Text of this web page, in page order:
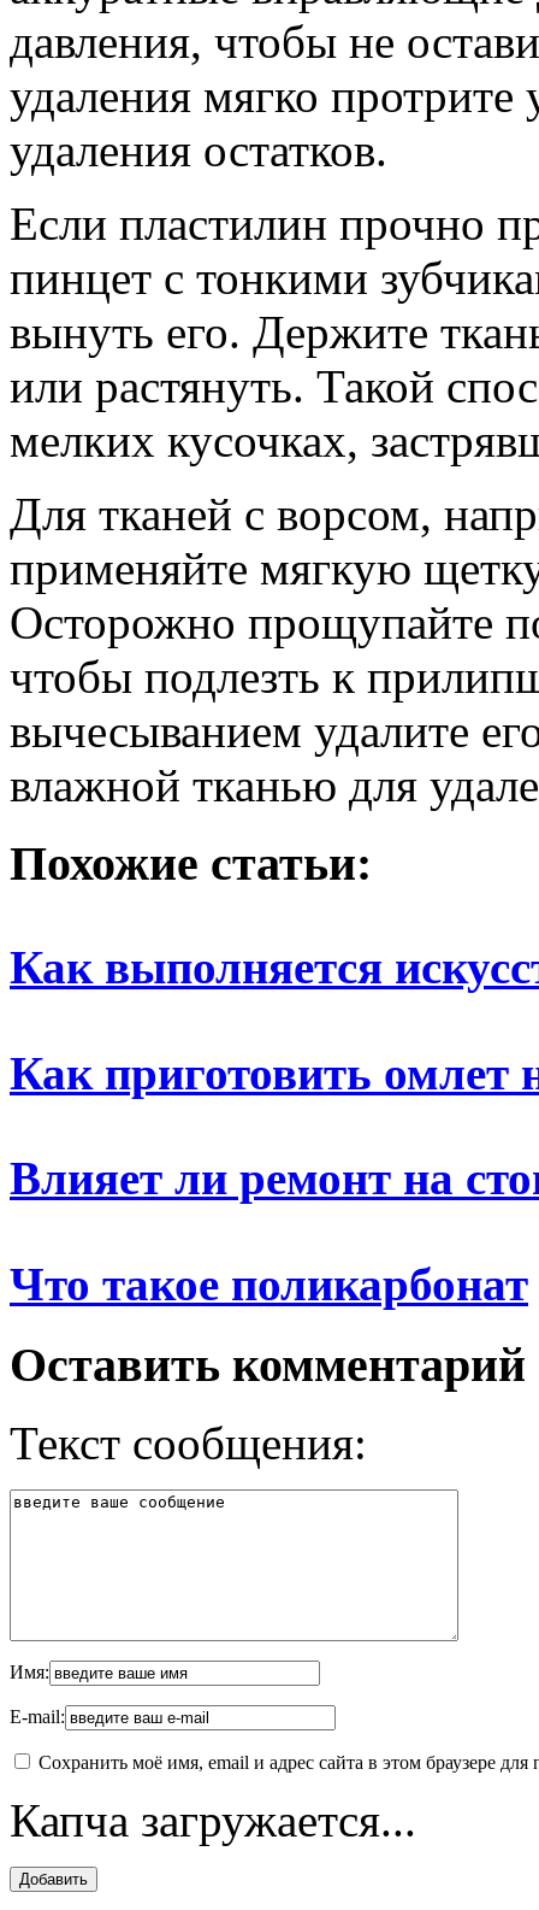
давления, чтобы не
удаления мягко
удаления остатков.
Если пластилин прочно
пинцет с тонкими
вынуть его. Держите
или растянуть. Такой
мелких кусочках,
Для тканей с ворсом,
применяйте мягкую
Осторожно прощупайте
чтобы подлезть к
вычесыванием удалите
влажной тканью для
Похожие статьи:
Как выполняется
Как приготовить омлет
Влияет ли ремонт на
Что такое поликарбонат
Оставить комментарий
Текст сообщения:
Имя:
E-mail:
Сохранить моё имя, email и адрес сайта в этом браузере
Капча загружается...